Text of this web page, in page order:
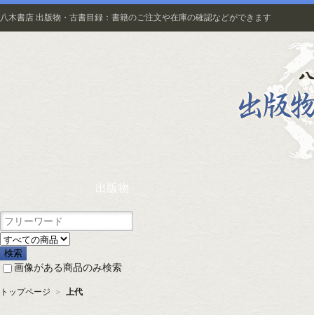
八木書店 出版物・古書目録：書籍のご注文や在庫の確認などができます
出版物
画像がある商品のみ検索
トップページ ＞ 上代